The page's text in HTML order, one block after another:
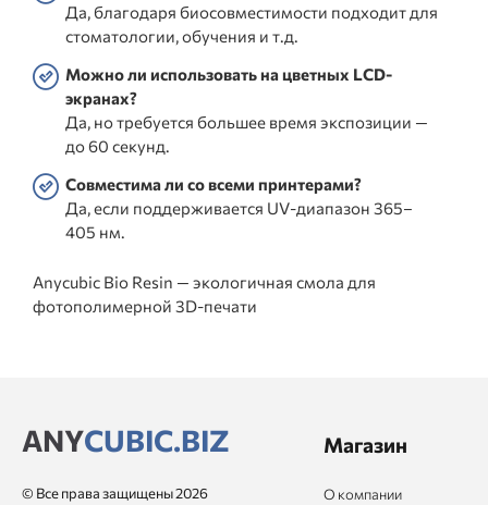
Да, благодаря биосовместимости подходит для
стоматологии, обучения и т.д.
Можно ли использовать на цветных LCD-
экранах?
Да, но требуется большее время экспозиции —
до 60 секунд.
Совместима ли со всеми принтерами?
Да, если поддерживается UV-диапазон 365–
405 нм.
Anycubic Bio Resin — экологичная смола для
фотополимерной 3D-печати
ANYCUBIC.BIZ
© Все права защищены 2026
Магазин
О компании